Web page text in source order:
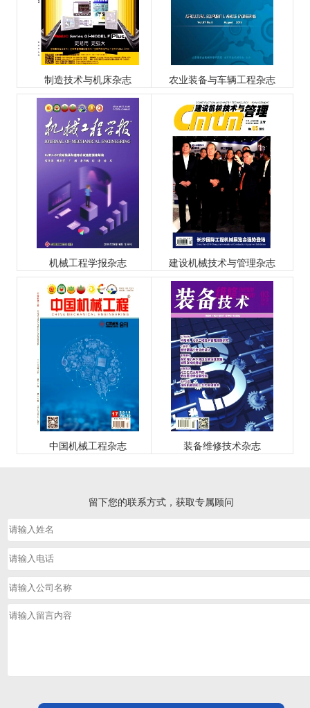
制造技术与机床杂志 农业装备与车辆工程杂志
机械工程学报杂志 建设机械技术与管理杂志
中国机械工程杂志 装备维修技术杂志
留下您的联系方式，获取专属顾问